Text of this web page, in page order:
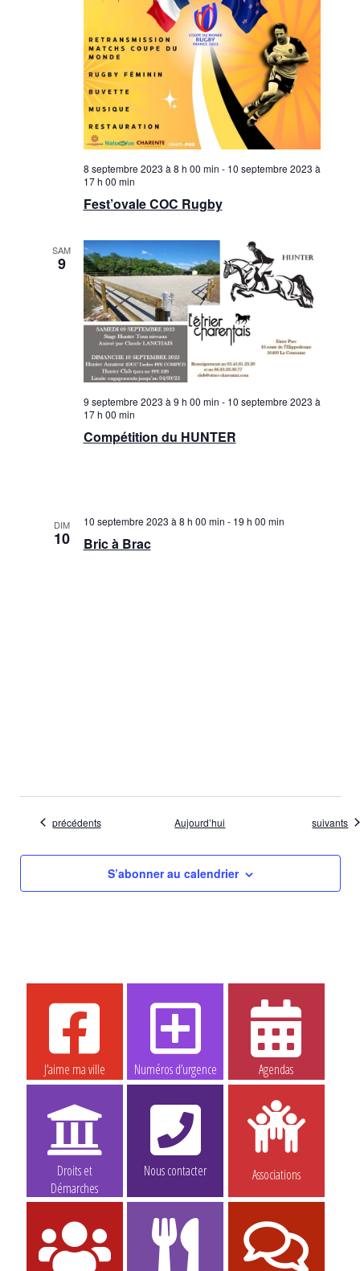
Fest’ovale COC Rugby
8 septembre 2023 à 8 h 00 min - 10 septembre 2023 à
17 h 00 min
SAM
9
Compétition du HUNTER
9 septembre 2023 à 9 h 00 min - 10 septembre 2023 à
17 h 00 min
DIM
10 Bric à Brac
10 septembre 2023 à 8 h 00 min - 19 h 00 min
Évènements
précédents Aujourd’hui suivants
S’abonner au calendrier
J’aime ma ville Numéros d’urgence Agendas
Droits et
Démarches
Nous contacter Associations